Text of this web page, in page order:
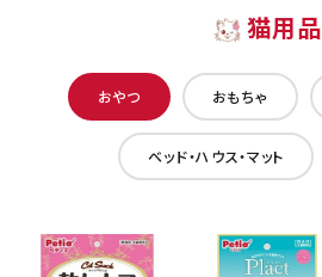
猫用品
おやつ おもちゃ
ベッド・ハウス・マット